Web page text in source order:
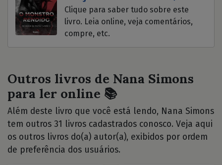
Clique para saber tudo sobre este
livro. Leia online, veja comentários,
compre, etc.
Outros livros de Nana Simons
para ler online 📚
Além deste livro que você está lendo, Nana Simons
tem outros 31 livros cadastrados conosco. Veja aqui
os outros livros do(a) autor(a), exibidos por ordem
de preferência dos usuários.